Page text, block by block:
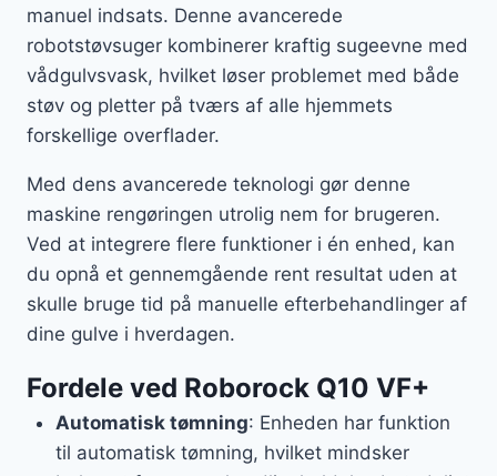
manuel indsats. Denne avancerede
robotstøvsuger kombinerer kraftig sugeevne med
vådgulvsvask, hvilket løser problemet med både
støv og pletter på tværs af alle hjemmets
forskellige overflader.
Med dens avancerede teknologi gør denne
maskine rengøringen utrolig nem for brugeren.
Ved at integrere flere funktioner i én enhed, kan
du opnå et gennemgående rent resultat uden at
skulle bruge tid på manuelle efterbehandlinger af
dine gulve i hverdagen.
Fordele ved Roborock Q10 VF+
Automatisk tømning: Enheden har funktion
til automatisk tømning, hvilket mindsker